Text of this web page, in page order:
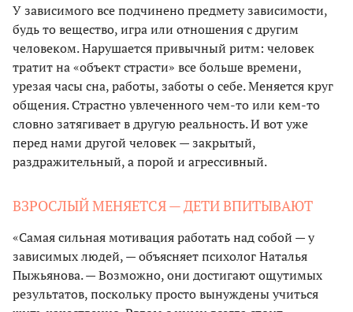
У зависимого все подчинено предмету зависимости,
будь то вещество, игра или отношения с другим
человеком. Нарушается привычный ритм: человек
тратит на «объект страсти» все больше времени,
урезая часы сна, работы, заботы о себе. Меняется круг
общения. Страстно увлеченного чем-то или кем-то
словно затягивает в другую реальность. И вот уже
перед нами другой человек — закрытый,
раздражительный, а порой и агрессивный.
ВЗРОСЛЫЙ МЕНЯЕТСЯ — ДЕТИ ВПИТЫВАЮТ
«Самая сильная мотивация работать над собой — у
зависимых людей, — объясняет психолог Наталья
Пыжьянова. — Возможно, они достигают ощутимых
результатов, поскольку просто вынуждены учиться